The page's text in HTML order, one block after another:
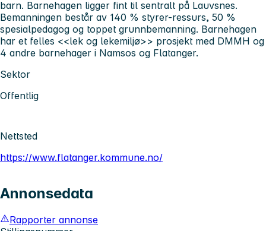
barn. Barnehagen ligger fint til sentralt på Lauvsnes.
Bemanningen består av 140 % styrer-ressurs, 50 %
spesialpedagog og toppet grunnbemanning. Barnehagen
har et felles <<lek og lekemiljø>> prosjekt med DMMH og
4 andre barnehager i Namsos og Flatanger.
Sektor
Offentlig
Nettsted
https://www.flatanger.kommune.no/
Annonsedata
Rapporter annonse